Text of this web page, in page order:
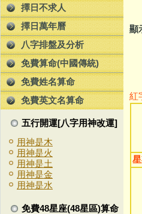
擇日不求人
擇日萬年曆
八字排盤及分析
免費算命(中國傳統)
免費姓名算命
免費英文名算命
五行開運[八字用神改運]
用神是木
用神是火
用神是土
用神是金
用神是水
免費48星座(48星區)算命
顯
紅